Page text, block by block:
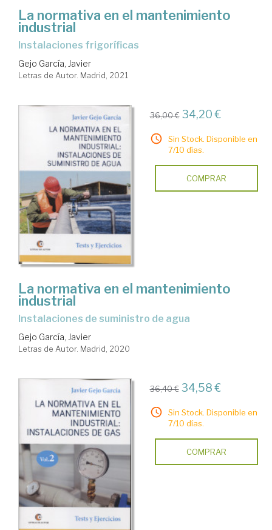
La normativa en el mantenimiento
industrial
instalaciones frigoríficas
Gejo García, Javier
Letras de Autor. Madrid, 2021
36,00 € 34,20 €
Sin Stock. Disponible en
7/10 días.
COMPRAR
La normativa en el mantenimiento
industrial
instalaciones de suministro de agua
Gejo García, Javier
Letras de Autor. Madrid, 2020
36,40 € 34,58 €
Sin Stock. Disponible en
7/10 días.
COMPRAR